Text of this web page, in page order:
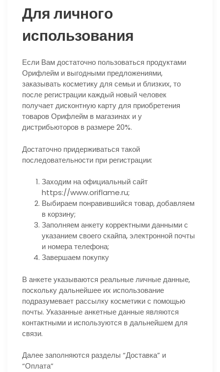
Для личного
использования
Если Вам достаточно пользоваться продуктами
Орифлейм и выгодными предложениями,
заказывать косметику для семьи и близких, то
после регистрации каждый новый человек
получает дисконтную карту для приобретения
товаров Орифлейм в магазинах и у
дистрибьюторов в размере 20%.
Достаточно придерживаться такой
последовательности при регистрации:
Заходим на официальный сайт
https://www.oriflame.ru;
Выбираем понравившийся товар, добавляем
в корзину;
Заполняем анкету корректными данными с
указанием своего скайпа, электронной почты
и номера телефона;
Завершаем покупку
В анкете указываются реальные личные данные,
поскольку дальнейшее их использование
подразумевает рассылку косметики с помощью
почты. Указанные анкетные данные являются
контактными и используются в дальнейшем для
связи.
Далее заполняются разделы “Доставка” и
“Оплата”